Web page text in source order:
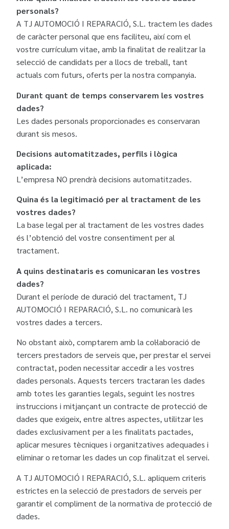
personals?
A TJ AUTOMOCIÓ I REPARACIÓ, S.L. tractem les dades
de caràcter personal que ens faciliteu, així com el
vostre currículum vitae, amb la finalitat de realitzar la
selecció de candidats per a llocs de treball, tant
actuals com futurs, oferts per la nostra companyia.
Durant quant de temps conservarem les vostres
dades?
Les dades personals proporcionades es conservaran
durant sis mesos.
Decisions automatitzades, perfils i lògica
aplicada:
L’empresa NO prendrà decisions automatitzades.
Quina és la legitimació per al tractament de les
vostres dades?
La base legal per al tractament de les vostres dades
és l’obtenció del vostre consentiment per al
tractament.
A quins destinataris es comunicaran les vostres
dades?
Durant el període de duració del tractament, TJ
AUTOMOCIÓ I REPARACIÓ, S.L. no comunicarà les
vostres dades a tercers.
No obstant això, comptarem amb la col·laboració de
tercers prestadors de serveis que, per prestar el servei
contractat, poden necessitar accedir a les vostres
dades personals. Aquests tercers tractaran les dades
amb totes les garanties legals, seguint les nostres
instruccions i mitjançant un contracte de protecció de
dades que exigeix, entre altres aspectes, utilitzar les
dades exclusivament per a les finalitats pactades,
aplicar mesures tècniques i organitzatives adequades i
eliminar o retornar les dades un cop finalitzat el servei.
A TJ AUTOMOCIÓ I REPARACIÓ, S.L. apliquem criteris
estrictes en la selecció de prestadors de serveis per
garantir el compliment de la normativa de protecció de
dades.